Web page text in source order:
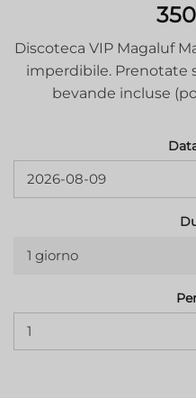
Discoteca VIP Magaluf
imperdibile. Prenotate
bevande incluse
1 giorno